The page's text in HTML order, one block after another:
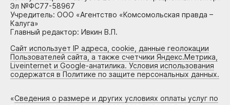
Эл №ФС77-58967
Учредитель: ООО «Агентство «Комсомольская правда –
Калуга»
Главный редактор: Ивкин В.П.
Сайт использует IP адреса, cookie, данные геолокации
Пользователей сайта, а также счетчики Яндекс.Метрика,
Liveinternet и Google-анатилика. Условия использования
содержатся в Политике по защите персональных данных.
«Сведения о размере и других условиях оплаты услуг по